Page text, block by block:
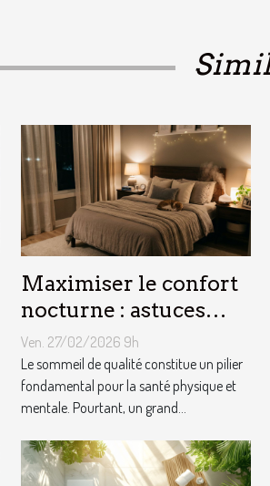
Maximiser le confort
nocturne : astuces
pour un sommeil
optimal
Ven. 27/02/2026 9h
Le sommeil de qualité constitue un pilier
fondamental pour la santé physique et
mentale. Pourtant, un grand...